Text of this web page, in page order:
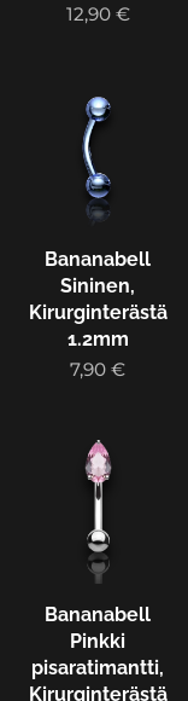
12,90€
Bananabell
Sininen,
Kirurginterästä
1.2mm
7,90 €
Bananabell
Pinkki
pisaratimantti,
Kirurginterästä